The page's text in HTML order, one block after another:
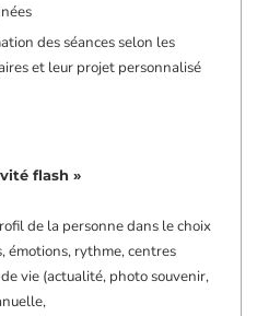
des séances selon les
et leur projet personnalisé
flash »
de la personne dans le choix
émotions, rythme, centres
vie (actualité, photo souvenir,